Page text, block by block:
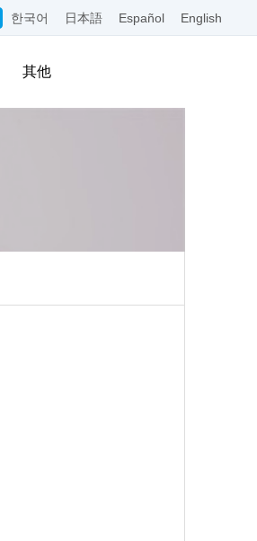
한국어 日本語 Español English
其他